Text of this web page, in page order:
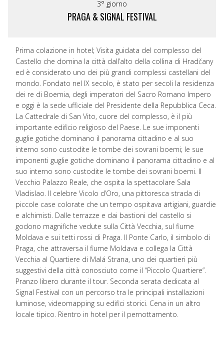
3° giorno
PRAGA & SIGNAL FESTIVAL
Prima colazione in hotel; Visita guidata del complesso del
Castello che domina la città dall’alto della collina di Hradčany
ed è considerato uno dei più grandi complessi castellani del
mondo. Fondato nel IX secolo, è stato per secoli la residenza
dei re di Boemia, degli imperatori del Sacro Romano Impero
e oggi è la sede ufficiale del Presidente della Repubblica Ceca.
La Cattedrale di San Vito, cuore del complesso, è il più
importante edificio religioso del Paese. Le sue imponenti
guglie gotiche dominano il panorama cittadino e al suo
interno sono custodite le tombe dei sovrani boemi; le sue
imponenti guglie gotiche dominano il panorama cittadino e al
suo interno sono custodite le tombe dei sovrani boemi. Il
Vecchio Palazzo Reale, che ospita la spettacolare Sala
Vladislao. Il celebre Vicolo d’Oro, una pittoresca strada di
piccole case colorate che un tempo ospitava artigiani, guardie
e alchimisti. Dalle terrazze e dai bastioni del castello si
godono magnifiche vedute sulla Città Vecchia, sul fiume
Moldava e sui tetti rossi di Praga. Il Ponte Carlo, il simbolo di
Praga, che attraversa il fiume Moldava e collega la Città
Vecchia al Quartiere di Malá Strana, uno dei quartieri più
suggestivi della città conosciuto come il “Piccolo Quartiere”.
Pranzo libero durante il tour. Seconda serata dedicata al
Signal Festival con un percorso tra le principali installazioni
luminose, videomapping su edifici storici. Cena in un altro
locale tipico. Rientro in hotel per il pernottamento.